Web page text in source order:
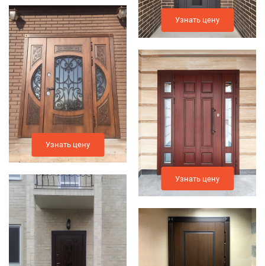
Узнать цену
Узнать цену
Узнать цену